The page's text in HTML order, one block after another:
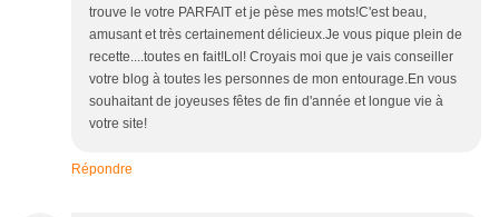
trouve le votre PARFAIT et je pèse mes mots!C'est beau,
amusant et très certainement délicieux.Je vous pique plein de
recette....toutes en fait!Lol! Croyais moi que je vais conseiller
votre blog à toutes les personnes de mon entourage.En vous
souhaitant de joyeuses fêtes de fin d'année et longue vie à
votre site!
Répondre